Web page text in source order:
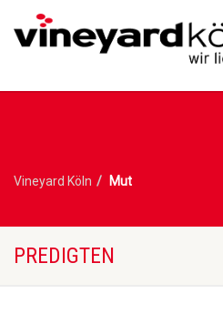
Vineyard Köln Mut
PREDIGTEN